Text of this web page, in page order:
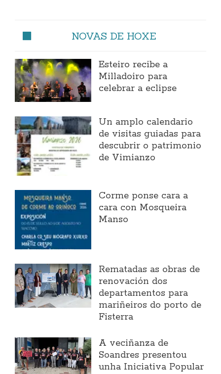
NOVAS DE HOXE
Esteiro recibe a
Milladoiro para
celebrar a eclipse
Un amplo calendario
de visitas guiadas para
descubrir o patrimonio
de Vimianzo
Corme ponse cara a
cara con Mosqueira
Manso
Rematadas as obras de
renovación dos
departamentos para
mariñeiros do porto de
Fisterra
A veciñanza de
Soandres presentou
unha Iniciativa Popular